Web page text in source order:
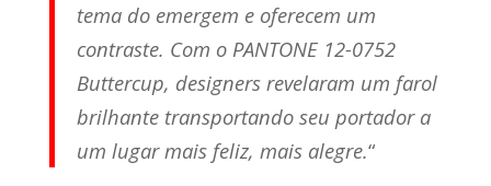
tema do emergem e oferecem um
contraste. Com o PANTONE 12-0752
Buttercup, designers revelaram um farol
brilhante transportando seu portador a
um lugar mais feliz, mais alegre.“